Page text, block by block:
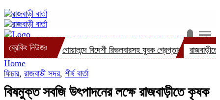
ব্রেকিং নিউজঃগোয়ালন্দে বিদেশী রিভলবারসহ যুবক গ্রেপ্তার
রাজবাড়ীতে সড়ক
Home
ফিচার, রাজবাড়ী সদর, শীর্ষ বার্তা
বিষমুক্ত সবজি উৎপাদনের লক্ষে রাজবাড়ীতে কৃষক